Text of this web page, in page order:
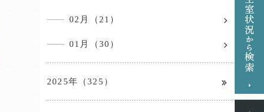
02月（21）
01月（30）
2025年（325）